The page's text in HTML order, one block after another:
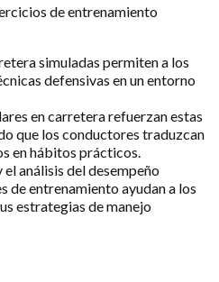
de entrenamiento
simuladas permiten a los
defensivas en un entorno
en carretera refuerzan estas
que los conductores traduzcan
en hábitos prácticos.
análisis del desempeño
de entrenamiento ayudan a los
estrategias de manejo